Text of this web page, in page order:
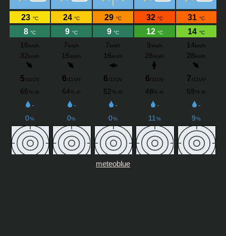
meteoblue